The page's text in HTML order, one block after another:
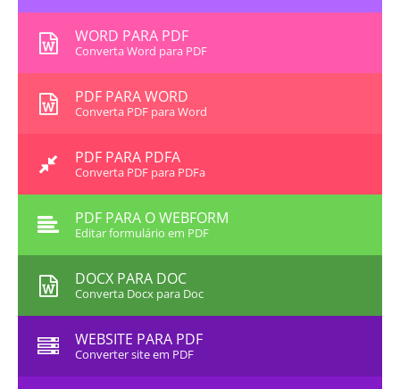
WORD PARA PDF
Converta Word para PDF
PDF PARA WORD
Converta PDF para Word
PDF PARA PDFA
Converta PDF para PDFa
PDF PARA O WEBFORM
Editar formulário em PDF
DOCX PARA DOC
Converta Docx para Doc
WEBSITE PARA PDF
Converter site em PDF